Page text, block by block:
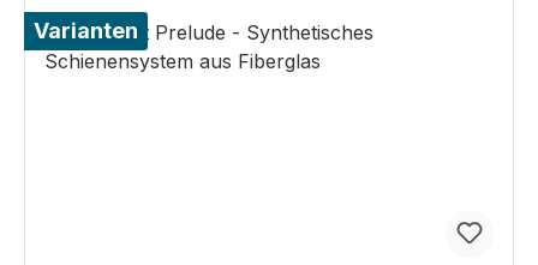
Varianten